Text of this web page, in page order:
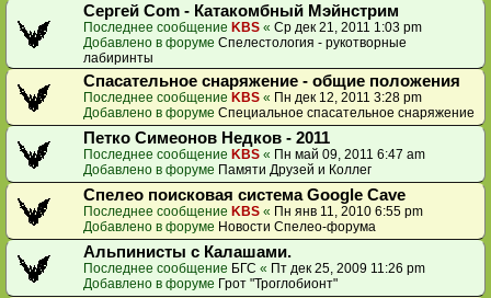
Сергей Com - Катакомбный Мэйнстрим
Последнее сообщение KBS « Ср дек 21, 2011 1:03 pm
Добавлено в форуме Спелестология - рукотворные
лабиринты
Спасательное снаряжение - общие положения
Последнее сообщение KBS « Пн дек 12, 2011 3:28 pm
Добавлено в форуме Специальное спасательное снаряжение
Петко Симеонов Недков - 2011
Последнее сообщение KBS « Пн май 09, 2011 6:47 am
Добавлено в форуме Памяти Друзей и Коллег
Спелео поисковая система Google Cave
Последнее сообщение KBS « Пн янв 11, 2010 6:55 pm
Добавлено в форуме Новости Спелео-форума
Альпинисты с Калашами.
Последнее сообщение БГС « Пт дек 25, 2009 11:26 pm
Добавлено в форуме Грот "Троглобионт"